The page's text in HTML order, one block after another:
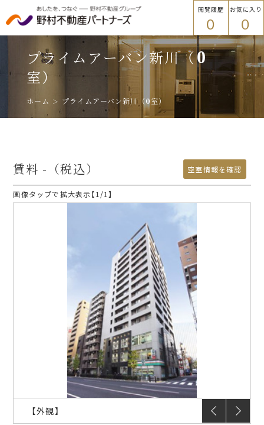
閲覧履歴
0
お気に入り
0
物件を探す
路線・駅名から探す
プラウドフラット
トップ
物件を探す
エリアから探す
プラウドフラット
各種手続き
入居者限定サービス
プライムアーバン新川（0
室）
ホーム プライムアーバン新川（0室）
賃料 - （税込） 空室情報を確認
画像タップで拡大表示【1 /1】
【外観】